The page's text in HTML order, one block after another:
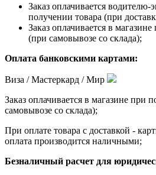
Заказ оплачивается водителю-
получении товара (при
Заказ оплачивается в
(при самовывозе со склада);
Оплата банковскими картами:
Виза / Мастеркард / Мир
Заказ оплачивается в магазине при
самовывозе со склада);
При оплате товара с доставкой -
оплата производится наличными;
Безналичный расчет для